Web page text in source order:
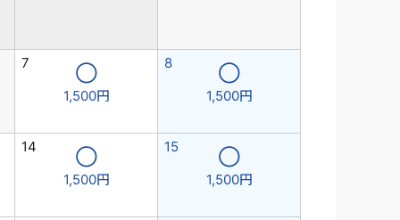
7
◯
1,500円
8
◯
1,500円
14
◯
1,500円
15
◯
1,500円